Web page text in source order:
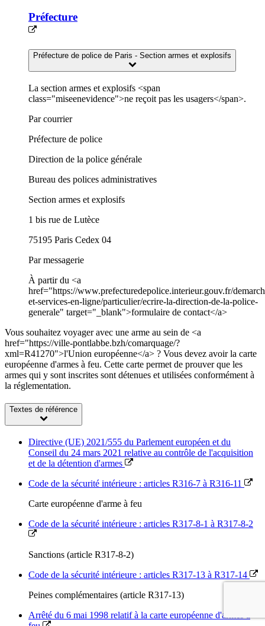
Préfecture
Préfecture de police de Paris - Section armes et explosifs
La section armes et explosifs <span
class="miseenevidence">ne reçoit pas les usagers</span>.
Par courrier
Préfecture de police
Direction de la police générale
Bureau des polices administratives
Section armes et explosifs
1 bis rue de Lutèce
75195 Paris Cedex 04
Par messagerie
À partir du <a
href="https://www.prefecturedepolice.interieur.gouv.fr/
et-services-en-ligne/particulier/ecrire-la-direction-de-la-police-
generale" target="_blank">formulaire de contact</a>
Vous souhaitez voyager avec une arme au sein de <a
href="https://ville-pontlabbe.bzh/comarquage/?
xml=R41270">l'Union européenne</a> ? Vous devez avoir la carte
européenne d'armes à feu. Cette carte permet de prouver que les
armes qui y sont inscrites sont détenues et utilisées conformément à
la réglementation.
Textes de référence
Directive (UE) 2021/555 du Parlement européen et du
Conseil du 24 mars 2021 relative au contrôle de l'acquisition
et de la détention d'armes
Code de la sécurité intérieure : articles R316-7 à R316-11
Carte européenne d'arme à feu
Code de la sécurité intérieure : articles R317-8-1 à R317-8-2
Sanctions (article R317-8-2)
Code de la sécurité intérieure : articles R317-13 à R317-14
Peines complémentaires (article R317-13)
Arrêté du 6 mai 1998 relatif à la carte européenne d'armes à